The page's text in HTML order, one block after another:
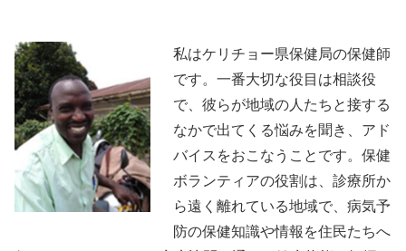
私はケリチョー県保健局の保健師
です。一番大切な役目は相談役
で、彼らが地域の人たちと接する
なかで出てくる悩みを聞き、アド
バイスをおこなうことです。保健
ボランティアの役割は、診療所か
ら遠く離れている地域で、病気予
防の保健知識や情報を住民たちへ